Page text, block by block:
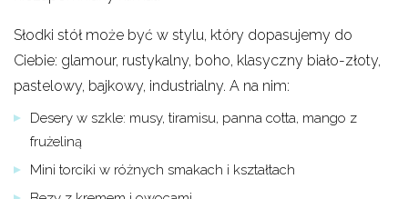
Słodki stół może być w stylu, który dopasujemy do
Ciebie: glamour, rustykalny, boho, klasyczny biało-złoty,
pastelowy, bajkowy, industrialny. A na nim:
Desery w szkle: musy, tiramisu, panna cotta, mango z
frużeliną
Mini torciki w różnych smakach i kształtach